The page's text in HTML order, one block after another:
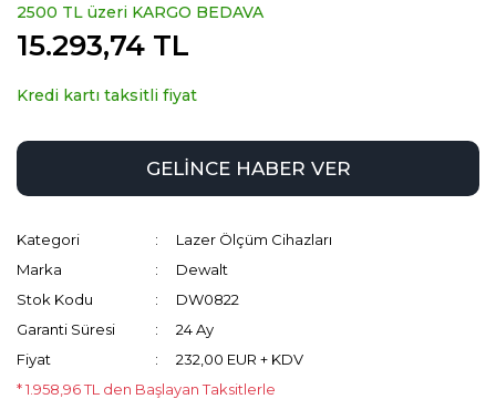
2500 TL üzeri KARGO BEDAVA
15.293,74 TL
Kredi kartı taksitli fiyat
GELİNCE HABER VER
Kategori
Lazer Ölçüm Cihazları
Marka
Dewalt
Stok Kodu
DW0822
Garanti Süresi
24 Ay
Fiyat
232,00 EUR + KDV
* 1.958,96 TL den Başlayan Taksitlerle